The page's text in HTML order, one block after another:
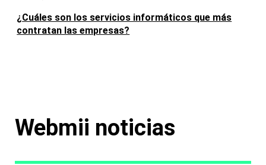
¿Cuáles son los servicios informáticos que más
contratan las empresas?
Webmii noticias